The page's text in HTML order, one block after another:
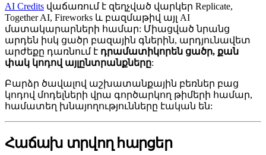
AI Credits վաճառում է զեղչված վարկեր Replicate,
Together AI, Fireworks և բազմաթիվ այլ AI
մատակարարների համար: Միացված նրանց
արդեն իսկ ցածր բազային գներին, արդյունավետ
արժեքը դառնում է դրամատիկորեն ցածր, քան
փակ կոդով այլընտրանքները:
Բարձր ծավալով աշխատանքային բեռներ բաց
կոդով մոդելների վրա գործարկող թիմերի համար,
համատեղ խնայողությունները էական են:
Հաճախ տրվող հարցեր